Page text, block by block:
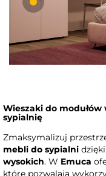
Wieszaki do
sypialnię
Zmaksymalizuj
mebli do sypialni
wysokich. W Emuca
które pozwalają